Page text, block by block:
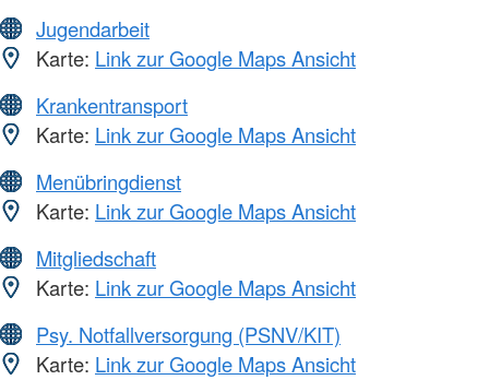
Jugendarbeit
Karte: Link zur Google Maps Ansicht
Krankentransport
Karte: Link zur Google Maps Ansicht
Menübringdienst
Karte: Link zur Google Maps Ansicht
Mitgliedschaft
Karte: Link zur Google Maps Ansicht
Psy. Notfallversorgung (PSNV/KIT)
Karte: Link zur Google Maps Ansicht